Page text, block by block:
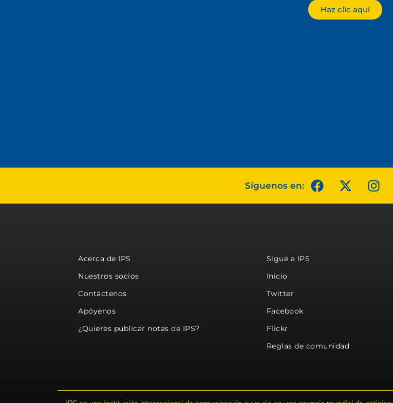
Haz clic aquí
Síguenos en:
Acerca de IPS
Nuestros socios
Contáctenos
Apóyenos
¿Quieres publicar notas de IPS?
Sigue a IPS
Inicio
Twitter
Facebook
Flickr
Reglas de comunidad